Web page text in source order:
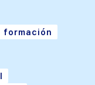
formación